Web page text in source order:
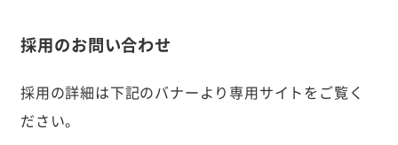
採用のお問い合わせ
採用の詳細は下記のバナーより専用サイトをご覧く
ださい。